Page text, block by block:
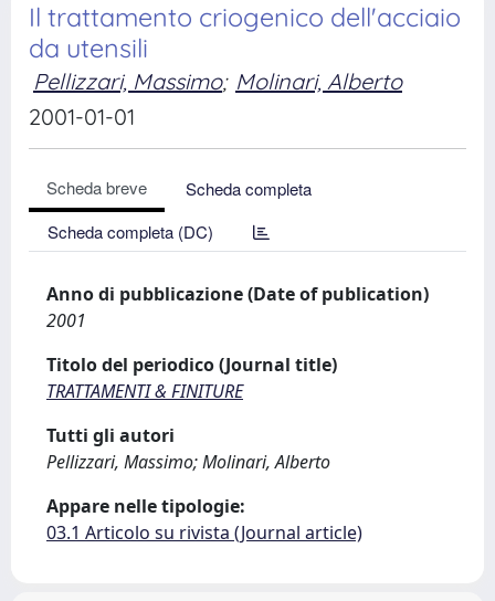
Il trattamento criogenico dell'acciaio
da utensili
Pellizzari, Massimo; Molinari, Alberto
2001-01-01
Scheda breve
Scheda completa
Scheda completa (DC)
Anno di pubblicazione (Date of publication)
2001
Titolo del periodico (Journal title)
TRATTAMENTI & FINITURE
Tutti gli autori
Pellizzari, Massimo; Molinari, Alberto
Appare nelle tipologie:
03.1 Articolo su rivista (Journal article)